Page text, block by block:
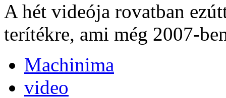
A hét videója rovatban
terítékre, ami még 2007-
Machinima
video